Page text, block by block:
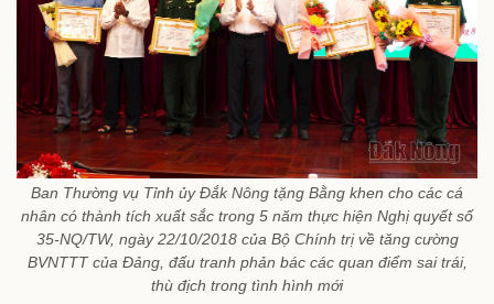
Ban Thường vụ Tỉnh ủy Đắk Nông tặng Bằng khen cho các cá
nhân có thành tích xuất sắc trong 5 năm thực hiện Nghị quyết số
35-NQ/TW, ngày 22/10/2018 của Bộ Chính trị về tăng cường
BVNTTT của Đảng, đấu tranh phản bác các quan điểm sai trái,
thù địch trong tình hình mới